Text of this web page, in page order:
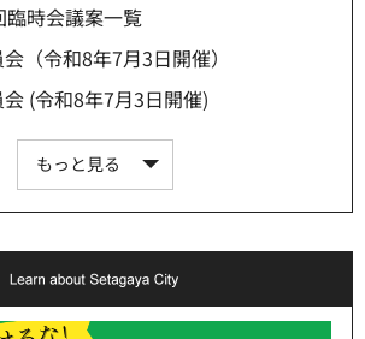
時会議案一覧
（令和8年7月3日開催）
(令和8年7月3日開催)
もっと見る